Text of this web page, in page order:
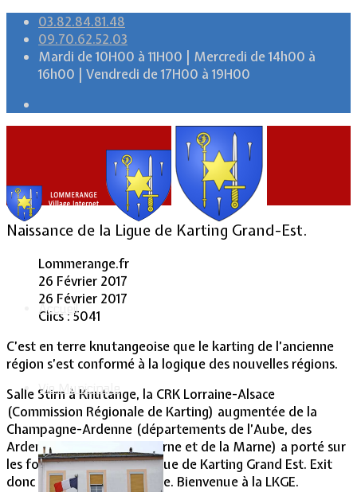
03.82.84.81.48
09.70.62.52.03
Mardi de 10H00 à 11H00 | Mercredi de 14h00 à
16h00 | Vendredi de 17H00 à 19H00
Accueil
Vie Municipale
Naissance de la Ligue de Karting Grand-Est.
Lommerange.fr
26 Février 2017
26 Février 2017
Clics : 5041
C’est en terre knutangeoise que le karting de l’ancienne
région s’est conformé à la logique des nouvelles régions.
Salle Stirn à Knutange, la CRK Lorraine-Alsace
(Commission Régionale de Karting) augmentée de la
Champagne-Ardenne (départements de l’Aube, des
Ardennes, de la Haute-Marne et de la Marne) a porté sur
les fonts baptismaux la Ligue de Karting Grand Est. Exit
donc la CRK Lorraine-Alsace. Bienvenue à la LKGE.